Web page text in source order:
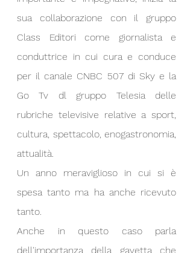
sua collaborazione con il gruppo
Class Editori come giornalista e
conduttrice in cui cura e conduce
per il canale CNBC 507 di Sky e la
Go Tv dl gruppo Telesia delle
rubriche televisive relative a sport,
cultura, spettacolo, enogastronomia,
attualità.
Un anno meraviglioso in cui si è
spesa tanto ma ha anche ricevuto
tanto.
Anche in questo caso parla
dell'importanza della gavetta che